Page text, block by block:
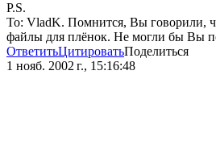
P.S.
То: VladK. Помнится, Вы говорили,
файлы для плёнок. Не могли бы Вы
ОтветитьЦитироватьПоделиться
1 нояб. 2002 г., 15:16:48